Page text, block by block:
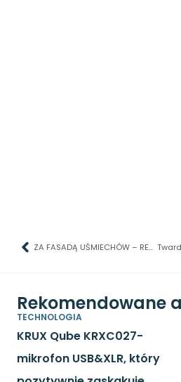
ZA FASADĄ UŚMIECHÓW – RECENZJA PIERWSZEGO SEZONU SERIALU ZNAJOMI I SĄSIEDZI
Rekomendowane
TECHNOLOGIA
KRUX Qube KRXC027-
mikrofon USB&XLR, który